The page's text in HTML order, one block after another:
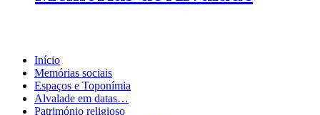
Início
Memórias sociais
Espaços e Toponímia
Alvalade em datas…
Património religioso